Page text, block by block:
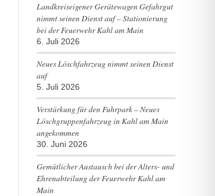
Landkreiseigener Gerätewagen Gefahrgut
nimmt seinen Dienst auf – Stationierung
bei der Feuerwehr Kahl am Main
6. Juli 2026
Neues Löschfahrzeug nimmt seinen Dienst
auf
5. Juli 2026
Verstärkung für den Fuhrpark – Neues
Löschgruppenfahrzeug in Kahl am Main
angekommen
30. Juni 2026
Gemütlicher Austausch bei der Alters- und
Ehrenabteilung der Feuerwehr Kahl am
Main